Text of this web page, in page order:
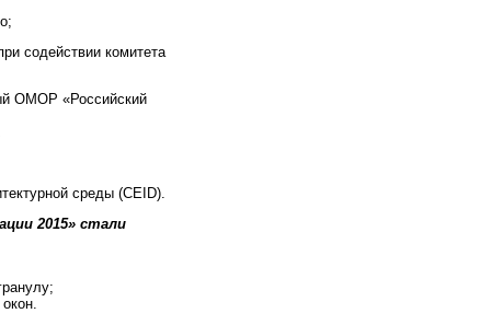
содействии комитета
ОМОР «Российский
среды (CEID).
2015» стали